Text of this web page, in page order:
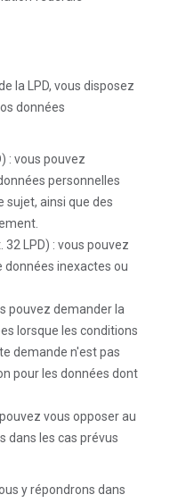
la LPD, vous disposez
données
: vous pouvez
personnelles
sujet, ainsi que des
32 LPD) : vous pouvez
inexactes ou
pouvez demander la
lorsque les conditions
demande n'est pas
pour les données dont
vous opposer au
dans les cas prévus
y répondrons dans